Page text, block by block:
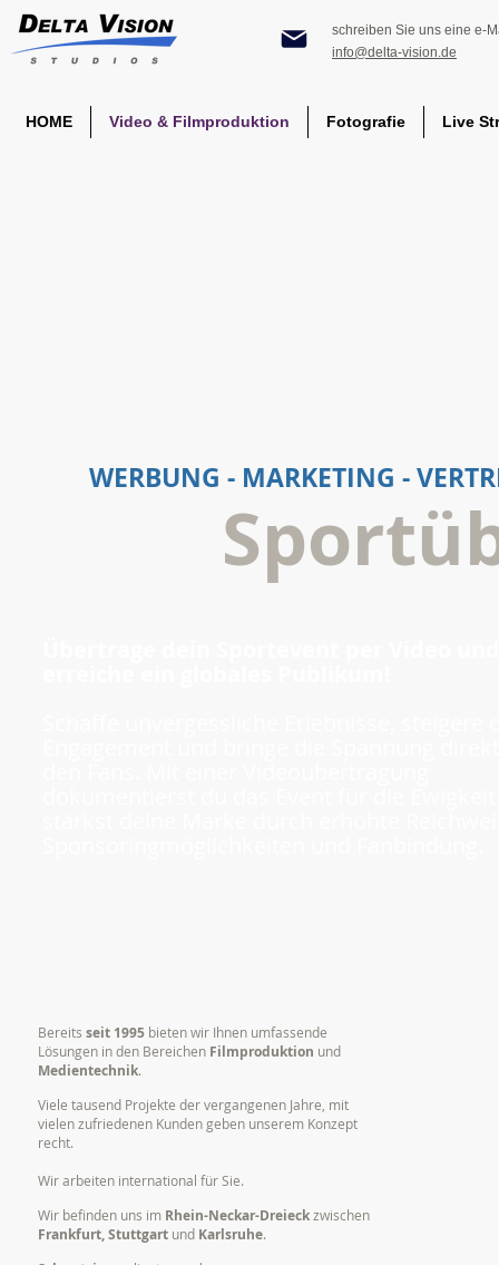
schreiben Sie uns eine e-
info@delta-vision.de
HOME Video & Filmproduktion Fotografie Live
WERBUNG - MARKETING -
Bereits seit 1995 bieten wir Ihnen umfassende
Lösungen in den Bereichen Filmproduktion und
Medientechnik.
Viele tausend Projekte der vergangenen Jahre, mit
vielen zufriedenen Kunden geben unserem Konzept
recht.
Wir arbeiten international für Sie.
Wir befinden uns im Rhein-Neckar-Dreieckzwischen
Frankfurt, Stuttgart und Karlsruhe.